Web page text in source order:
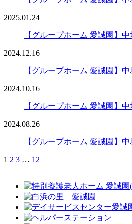
2025.01.24
【グループホーム 愛誠園】
2024.12.16
【グループホーム 愛誠園】
2024.10.16
【グループホーム 愛誠園】
2024.08.26
【グループホーム 愛誠園】
1 2 3 … 12